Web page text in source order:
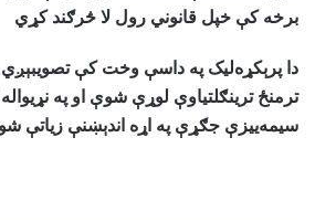
برخه کې خپل قانوني رول لا څرګند کړي
دا پرېکړه‌لیک په داسې وخت کې تصویبېږي
ترمنځ ترینګلتیاوې لوړې شوې او په
سیمه‌ییزې جګړې په اړه اندېښنې زیاتې